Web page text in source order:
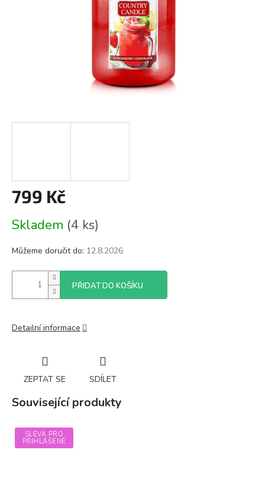
799 Kč
cena:
Skladem (4 ks)
Můžeme doručit do: 12.8.2026
PŘIDAT DO KOŠÍKU
Detailní informace
ZEPTAT SE SDÍLET
Související produkty
SLEVA PRO
PŘIHLÁŠENÉ